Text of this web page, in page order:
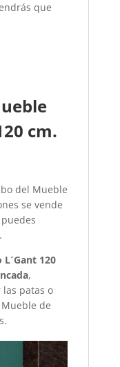
que
cm.
del Mueble
se vende
120
,
las patas o
de